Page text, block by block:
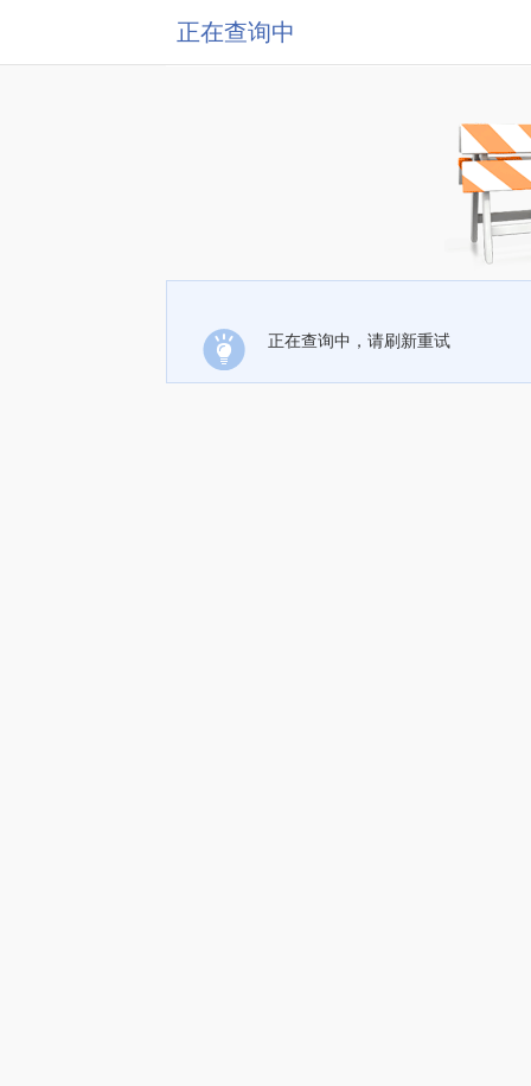
正在查询中
正在查询中，请刷新重试